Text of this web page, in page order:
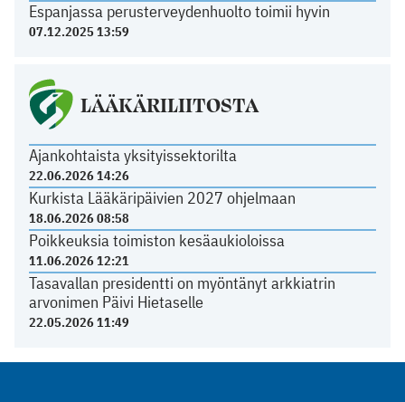
Espanjassa perusterveydenhuolto toimii hyvin
07.12.2025 13:59
LÄÄKÄRILIITOSTA
Ajankohtaista yksityissektorilta
22.06.2026 14:26
Kurkista Lääkäripäivien 2027 ohjelmaan
18.06.2026 08:58
Poikkeuksia toimiston kesäaukioloissa
11.06.2026 12:21
Tasavallan presidentti on myöntänyt arkkiatrin
arvonimen Päivi Hietaselle
22.05.2026 11:49